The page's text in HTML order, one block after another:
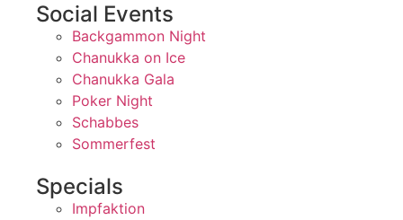
Social Events
Backgammon Night
Chanukka on Ice
Chanukka Gala
Poker Night
Schabbes
Sommerfest
Specials
Impfaktion